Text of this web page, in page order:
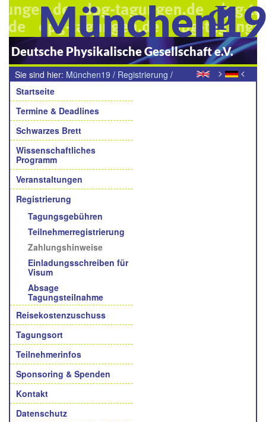
München19
Deutsche Physikalische Gesellschaft e.V.
> <
Sie sind hier: München19 / Registrierung /
Zahlungshinweise
Navigation
Startseite
Termine & Deadlines
Schwarzes Brett
Wissenschaftliches
Programm
Veranstaltungen
Registrierung
Tagungsgebühren
Teilnehmerregistrierung
Zahlungshinweise
Einladungsschreiben für
Visum
Absage
Tagungsteilnahme
Reisekostenzuschuss
Tagungsort
Teilnehmerinfos
Sponsoring & Spenden
Kontakt
Datenschutz